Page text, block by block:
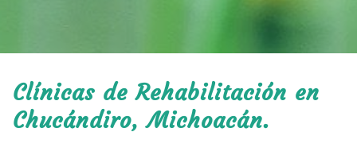
Clínicas de Rehabilitación en
Chucándiro, Michoacán.